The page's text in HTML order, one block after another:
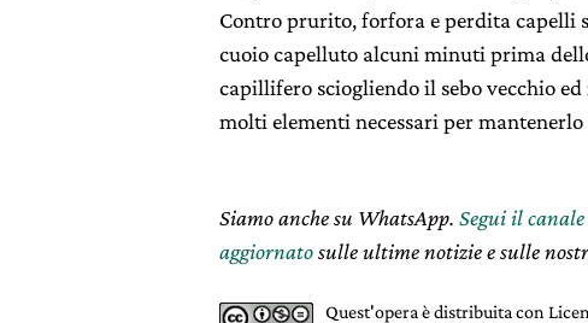
Contro prurito, forfora e perdita capelli
cuoio capelluto alcuni minuti prima
capillifero sciogliendo il sebo vecchio
molti elementi necessari per mantenerlo
Siamo anche su WhatsApp. Segui il
aggiornatosulle ultime notizie e sulle
Quest'opera è distribuita con